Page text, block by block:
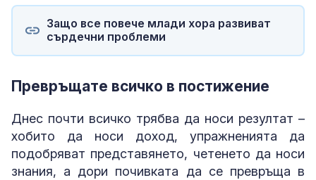
Защо все повече млади хора развиват
сърдечни проблеми
Превръщате всичко в постижение
Днес почти всичко трябва да носи резултат –
хобито да носи доход, упражненията да
подобряват представянето, четенето да носи
знания, а дори почивката да се превръща в